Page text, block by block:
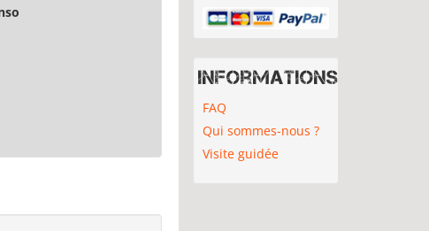
Informations
FAQ
Qui sommes-nous ?
Visite guidée